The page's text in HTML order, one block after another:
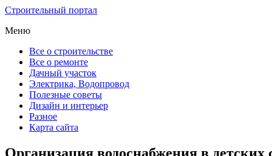
Строительный портал
Меню
Все о строительстве
Все о ремонте
Дачный участок
Электрика, Водопровод
Полезные советы
Дизайн и интерьер
Разное
Карта сайта